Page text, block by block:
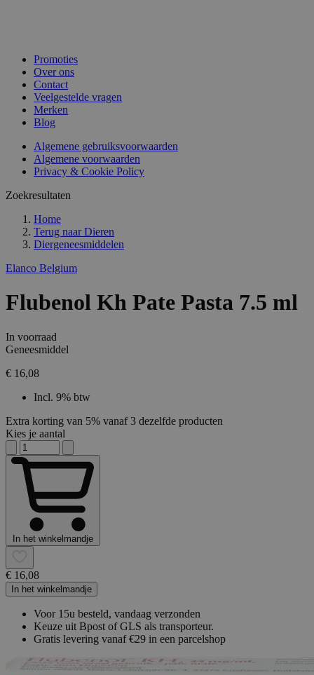
Promoties
Over ons
Contact
Veelgestelde vragen
Merken
Blog
Algemene gebruiksvoorwaarden
Algemene voorwaarden
Privacy & Cookie Policy
Zoekresultaten
Home
Terug naar Dieren
Diergeneesmiddelen
Elanco Belgium
Flubenol Kh Pate Pasta 7.5 ml
In voorraad
Geneesmiddel
€ 16,08
Incl. 9% btw
Extra korting van 5% vanaf 3 dezelfde producten
Kies je aantal
In het winkelmandje
€ 16,08
In het winkelmandje
Voor 15u besteld, vandaag verzonden
Keuze uit Bpost of GLS als transporteur.
Gratis levering vanaf €29 in een parcelshop